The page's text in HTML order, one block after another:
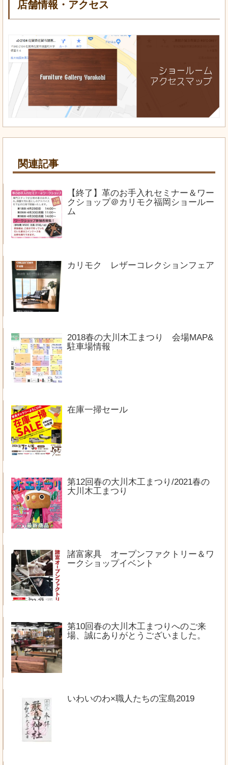
店舗情報・アクセス
関連記事
【終了】革のお手入れセミナー＆ワー
クショップ＠カリモク福岡ショールー
ム
カリモク レザーコレクションフェア
2018春の大川木工まつり 会場MAP&
駐車場情報
在庫一掃セール
第12回春の大川木工まつり/2021春の
大川木工まつり
諸富家具 オープンファクトリー＆ワ
ークショップイベント
第10回春の大川木工まつりへのご来
場、誠にありがとうございました。
いわいのわ×職人たちの宝島2019